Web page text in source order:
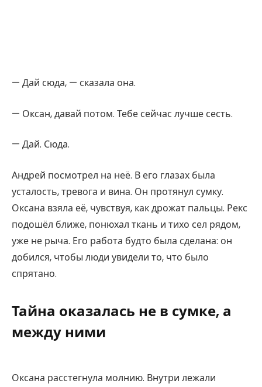
— Дай сюда, — сказала она.
— Оксан, давай потом. Тебе сейчас лучше сесть.
— Дай. Сюда.
Андрей посмотрел на неё. В его глазах была
усталость, тревога и вина. Он протянул сумку.
Оксана взяла её, чувствуя, как дрожат пальцы. Рекс
подошёл ближе, понюхал ткань и тихо сел рядом,
уже не рыча. Его работа будто была сделана: он
добился, чтобы люди увидели то, что было
спрятано.
Тайна оказалась не в сумке, а
между ними
Оксана расстегнула молнию. Внутри лежали